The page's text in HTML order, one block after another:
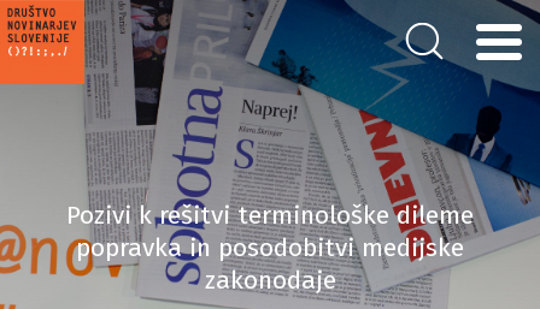
Pozivi k rešitvi terminološke dileme
popravka in posodobitvi medijske
zakonodaje